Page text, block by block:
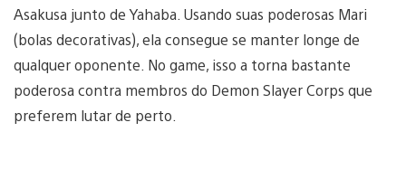
Asakusa junto de Yahaba. Usando suas poderosas Mari
(bolas decorativas), ela consegue se manter longe de
qualquer oponente. No game, isso a torna bastante
poderosa contra membros do Demon Slayer Corps que
preferem lutar de perto.